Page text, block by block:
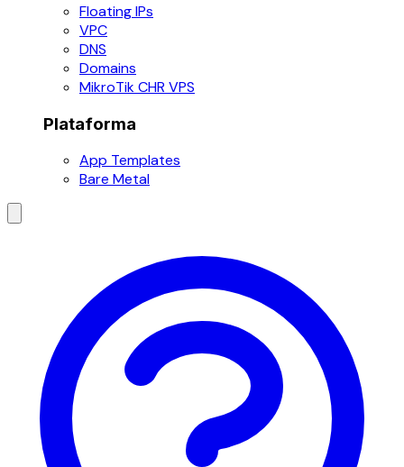
Floating IPs
VPC
DNS
Domains
MikroTik CHR VPS
Plataforma
App Templates
Bare Metal